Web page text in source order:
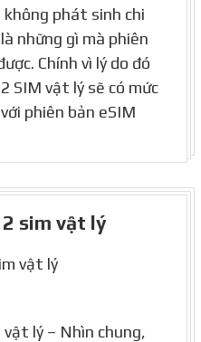
phát sinh chi
những gì mà phiên
Chính vì lý do đó
SIM vật lý sẽ có mức
phiên bản eSIM
sim vật lý
vật lý – Nhìn chung,